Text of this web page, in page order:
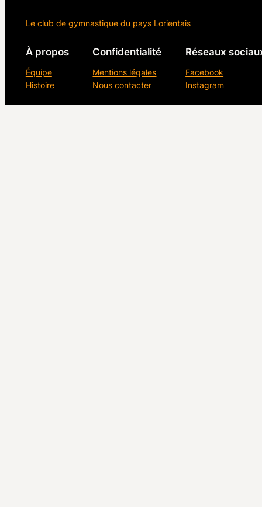
Le club de gymnastique du pays Lorientais
À propos
Équipe
Histoire
Confidentialité
Mentions légales
Nous contacter
Réseaux
Facebook
Instagram